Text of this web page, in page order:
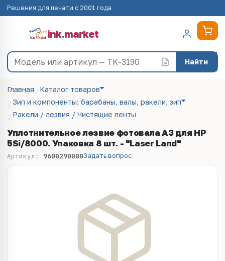
Решения для печати с 2001 года
ink.market
Найти
Главная
Каталог товаров
Зип и компоненты: барабаны, валы, ракели, зип
Ракели / лезвия / Чистящие ленты
Уплотнительное лезвие фотовала A3 для HP
5Si/8000. Упаковка 8 шт. - "Laser Land"
Артикул: 9600290000Задать вопрос